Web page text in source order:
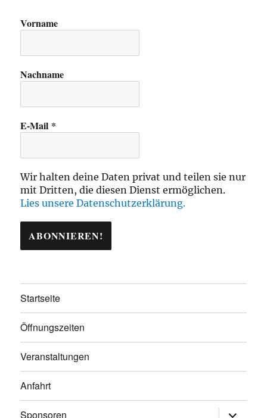
Vorname
Nachname
E-Mail *
Wir halten deine Daten privat und teilen sie nur
mit Dritten, die diesen Dienst ermöglichen.
Lies unsere Datenschutzerklärung.
Startseite
Öffnungszeiten
Veranstaltungen
Anfahrt
Sponsoren